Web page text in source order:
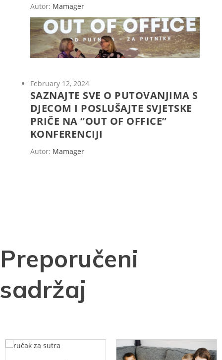
Autor: Mamager
February 12, 2024
SAZNAJTE SVE O PUTOVANJIMA S
DJECOM I POSLUŠAJTE SVJETSKE
PRIČE NA “OUT OF OFFICE”
KONFERENCIJI
Autor: Mamager
Preporučeni
sadržaj